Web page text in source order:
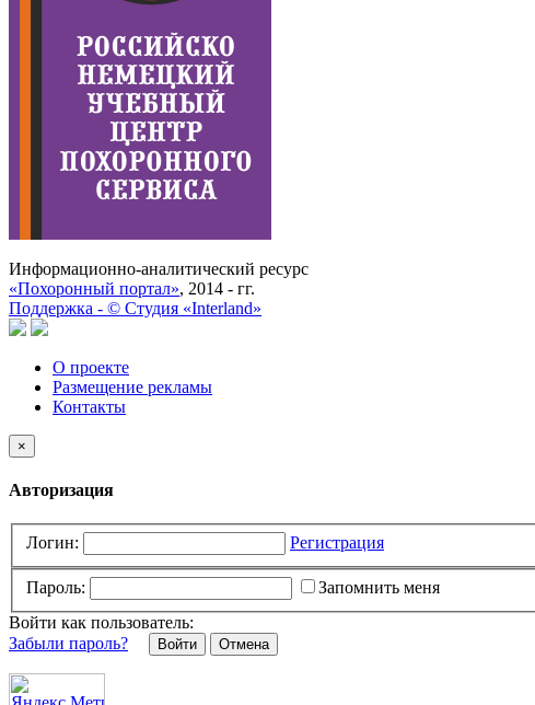
Информационно-аналитический ресурс
«Похоронный портал», 2014 - гг.
Поддержка - © Cтудия «Interland»
О проекте
Размещение рекламы
Контакты
×
Авторизация
Логин: Регистрация
Пароль:
Запомнить меня
Войти как пользователь:
Забыли пароль?
Отмена